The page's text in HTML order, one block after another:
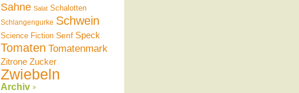
Sahne Salat Schalotten
Schlangengurke Schwein
Science Fiction Senf Speck
Tomaten Tomatenmark
Zitrone Zucker
Zwiebeln
Archiv